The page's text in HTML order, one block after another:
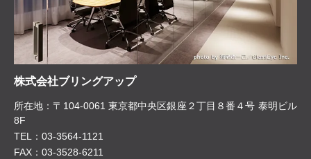
株式会社ブリングアップ
所在地：〒104-0061 東京都中央区銀座２丁目８番４号 泰明ビル
8F
TEL：03-3564-1121
FAX：03-3528-6211